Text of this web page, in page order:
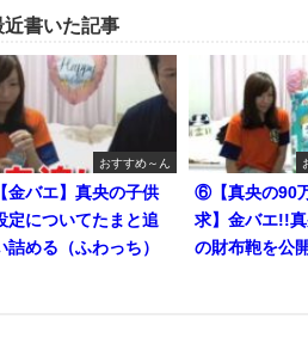
近書いた記事
おすすめ～ん
【金バエ】真央の子供
定についてたまと追
詰める（ふわっち）
⑥【真央の90
求】金バエ!!
の財布鞄を公